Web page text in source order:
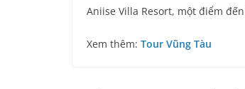
Aniise Villa Resort, một điểm
Xem thêm: Tour Vũng Tàu